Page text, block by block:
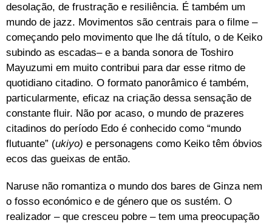
desolação, de frustração e resiliência. É também um
mundo de jazz. Movimentos são centrais para o filme –
começando pelo movimento que lhe dá título, o de Keiko
subindo as escadas– e a banda sonora de Toshiro
Mayuzumi em muito contribui para dar esse ritmo de
quotidiano citadino. O formato panorâmico é também,
particularmente, eficaz na criação dessa sensação de
constante fluir. Não por acaso, o mundo de prazeres
citadinos do período Edo é conhecido como “mundo
flutuante” (ukiyo) e personagens como Keiko têm óbvios
ecos das gueixas de então.
Naruse não romantiza o mundo dos bares de Ginza nem
o fosso económico e de género que os sustém. O
realizador – que cresceu pobre – tem uma preocupação